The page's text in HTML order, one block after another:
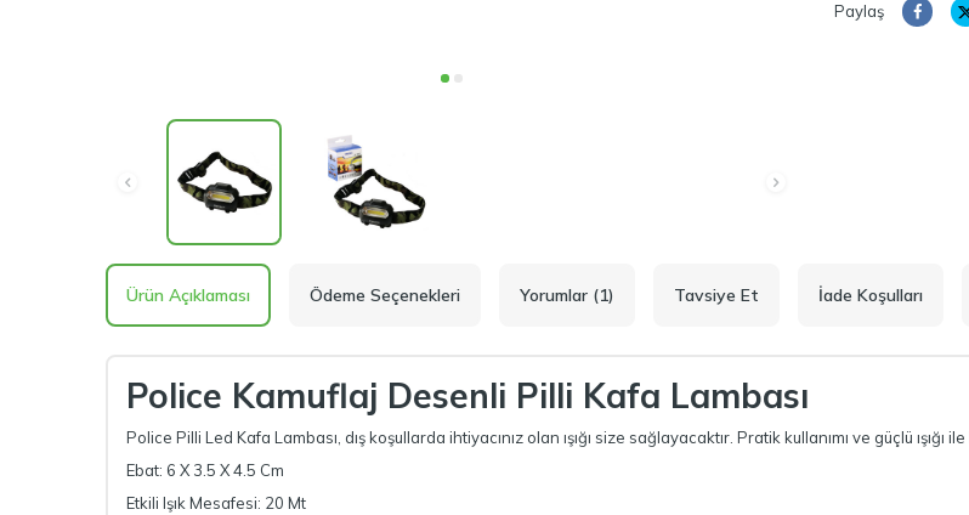
Paylaş
Ürün Açıklaması Ödeme Seçenekleri Yorumlar (1) Tavsiye Et İade Koşulları
Police Kamuflaj Desenli Pilli Kafa Lambası
Police Pilli Led Kafa Lambası, dış koşullarda ihtiyacınız olan ışığı size sağlayacaktır. Pratik kullanımı ve güçlü
Ebat: 6 X 3.5 X 4.5 Cm
Etkili Işık Mesafesi: 20 Mt